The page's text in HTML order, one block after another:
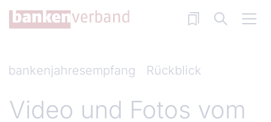
Direkt zum Inhalt
bankenjahresempfang Rückblick
Video und Fotos vom